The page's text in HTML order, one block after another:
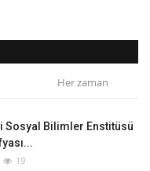
Her zaman
Sosyal Bilimler Enstitüsü
19